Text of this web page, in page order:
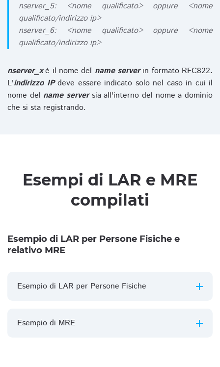
nserver_5: <nome qualificato> oppure <nome
qualificato/indirizzo ip>
nserver_6: <nome qualificato> oppure <nome
qualificato/indirizzo ip>
nserver_xè il nome del name serverin formato RFC822.
L'indirizzo IPdeve essere indicato solo nel caso in cui il
nome del name serversia all'interno del nome a dominio
che si sta registrando.
Esempi di LAR e MRE
compilati
Esempio di LAR per Persone Fisiche e
relativo MRE
Esempio di LAR per Persone Fisiche
Esempio di MRE